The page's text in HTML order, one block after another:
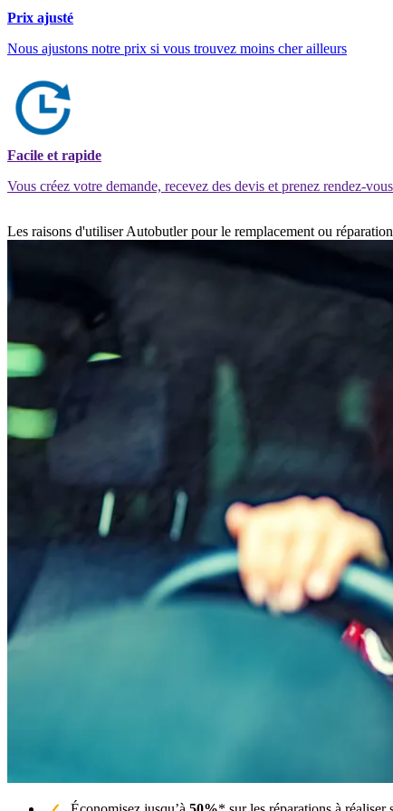
Prix ajusté
Nous ajustons notre prix si vous trouvez moins cher ailleurs
Facile et rapide
Vous créez votre demande, recevez des devis et prenez rendez-
Les raisons d'utiliser Autobutler pour le remplacement ou